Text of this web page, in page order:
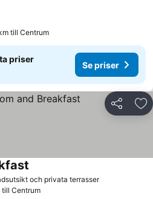
till Centrum
priser
Se priser
Dela
och privata terrasserSe priser
Centrum